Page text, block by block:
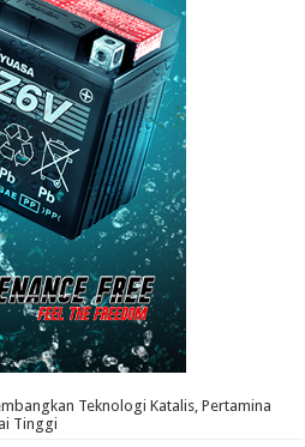
Teknologi Katalis, Pertamina
Tinggi